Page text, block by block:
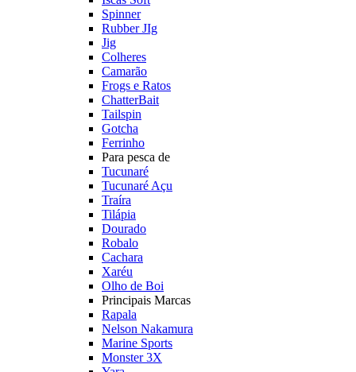
Spinner
Rubber JIg
Jig
Colheres
Camarão
Frogs e Ratos
ChatterBait
Tailspin
Gotcha
Ferrinho
Para pesca de
Tucunaré
Tucunaré Açu
Traíra
Tilápia
Dourado
Robalo
Cachara
Xaréu
Olho de Boi
Principais Marcas
Rapala
Nelson Nakamura
Marine Sports
Monster 3X